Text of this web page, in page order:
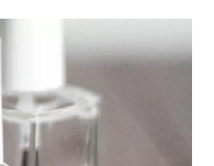
хромированных
в высоко
наши концы стержня